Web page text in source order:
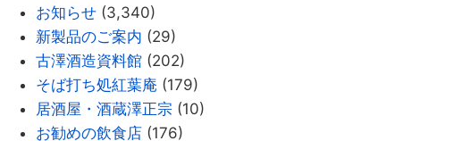
お知らせ (3,340)
新製品のご案内 (29)
古澤酒造資料館 (202)
そば打ち処紅葉庵 (179)
居酒屋・酒蔵澤正宗 (10)
お勧めの飲食店 (176)